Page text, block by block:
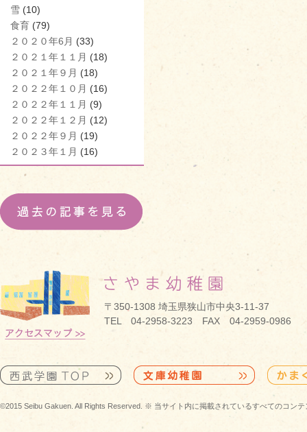
雪 (10)
食育 (79)
２０２０年6月 (33)
２０２１年１１月 (18)
２０２１年９月 (18)
２０２２年１０月 (16)
２０２２年１１月 (9)
２０２２年１２月 (12)
２０２２年９月 (19)
２０２３年１月 (16)
〒350-1308 埼玉県狭山市中央3-11-37
TEL 04-2958-3223 FAX 04-2959-0986
©2015 Seibu Gakuen. All Rights Reserved. ※ 当サイト内に掲載されているすべてのコン